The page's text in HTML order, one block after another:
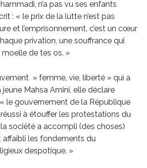
n’a pas vu ses enfants
: « le prix de la lutte n’est pas
et l’emprisonnement, c’est un cœur
privation, une souffrance qui
moelle de tes os. »
» femme, vie, liberté » qui a
Mahsa Amini, elle déclare
le gouvernement de la République
réussi à étouffer les protestations du
société a accompli (des choses)
affaibli les fondements du
despotique. »